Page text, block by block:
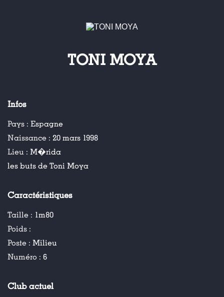
TONI MOYA
Infos
Pays : Espagne
Naissance : 20 mars 1998
Lieu : M�rida
les buts de Toni Moya
Caractéristiques
Taille : 1m80
Poids :
Poste : Milieu
Numéro : 6
Club actuel